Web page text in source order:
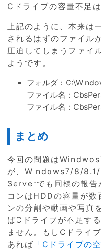
Cドライブの容量不足
上記のように、本来は
されるはずのファイル
圧迫してしまうファイ
ようです。
フォルダ：
ファイル名：
ファイル名：
まとめ
今回の問題は
が、Windows7/8/
Serverでも同様の報告
コンはHDDの容量が数
ンの分割や動画や写真
ばCドライブが不足す
ません。もしCドライ
あれば 「Cドライブの